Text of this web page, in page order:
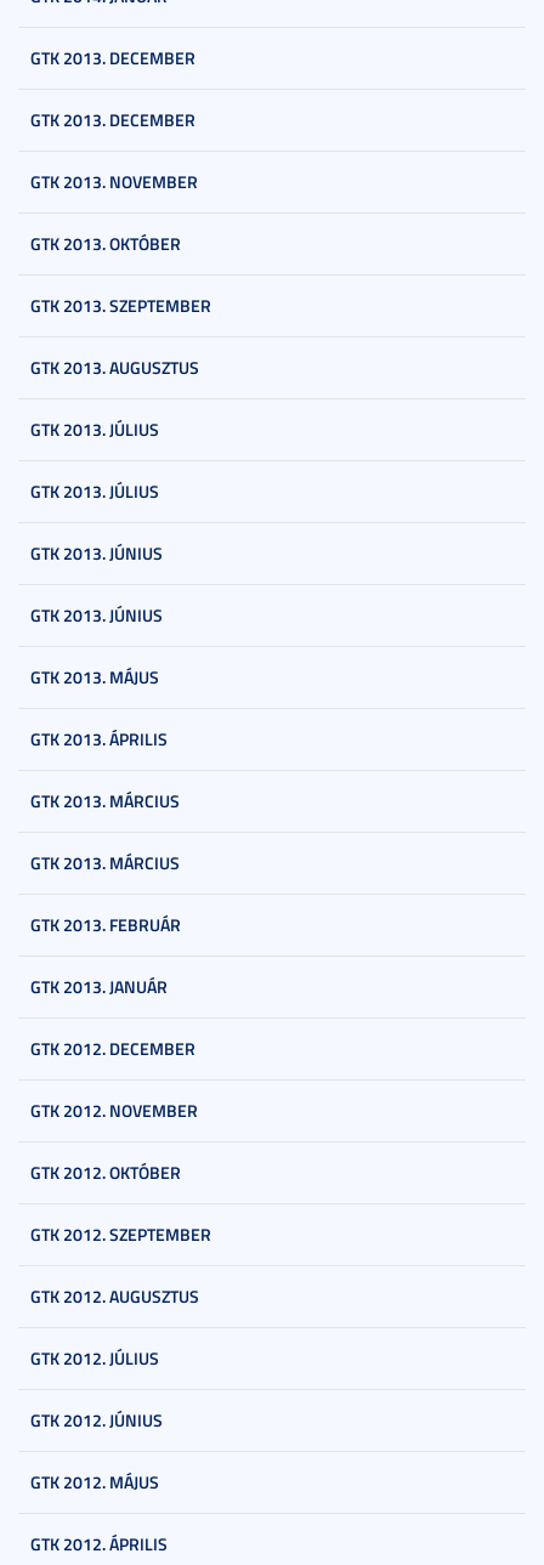
GTK 2013. DECEMBER
GTK 2013. DECEMBER
GTK 2013. NOVEMBER
GTK 2013. OKTÓBER
GTK 2013. SZEPTEMBER
GTK 2013. AUGUSZTUS
GTK 2013. JÚLIUS
GTK 2013. JÚLIUS
GTK 2013. JÚNIUS
GTK 2013. JÚNIUS
GTK 2013. MÁJUS
GTK 2013. ÁPRILIS
GTK 2013. MÁRCIUS
GTK 2013. MÁRCIUS
GTK 2013. FEBRUÁR
GTK 2013. JANUÁR
GTK 2012. DECEMBER
GTK 2012. NOVEMBER
GTK 2012. OKTÓBER
GTK 2012. SZEPTEMBER
GTK 2012. AUGUSZTUS
GTK 2012. JÚLIUS
GTK 2012. JÚNIUS
GTK 2012. MÁJUS
GTK 2012. ÁPRILIS